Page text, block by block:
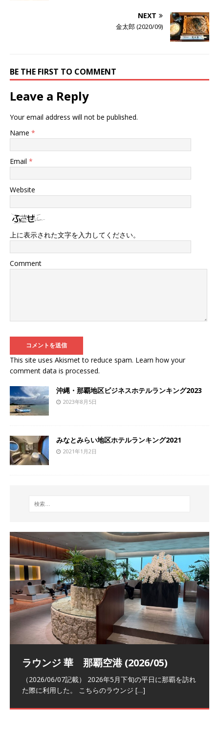
NEXT
金太郎 (2020/09)
BE THE FIRST TO COMMENT
Leave a Reply
Your email address will not be published.
Name *
Email *
Website
上に表示された文字を入力してください。
Comment
This site uses Akismet to reduce spam. Learn how your
comment data is processed.
沖縄・那覇地区ビジネスホテルランキング2023
2023年8月5日
みなとみらい地区ホテルランキング2021
2021年1月2日
祝！日本航空・マリオットの戦略パー
トナーシップによるFOP無料付与とス
テイタスマッチ
ラウンジ 華 那覇空港 (2026/05)
（2026/06/07記載） 2026年5月下旬の平日に那覇を訪れ
た際に利用した。 こちらのラウンジ […]
The Coral Executive Lounge スワ
ンナプーム国際空港国内線ラウンジ
(2026/01)
日本航空 羽田空港国際線ファースト
クラスラウンジ (2026/01)
（2026/03/18記載） 2026年1月、毎年恒例の新年の羽田
バンコクエアウェイズ スワンナプー
ム国際空港国内線ラウンジ (2026/01)
（2026/03/13記載） 2026年1月上旬にバンコク経由でチ